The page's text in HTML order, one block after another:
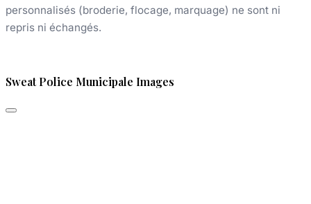
personnalisés (broderie, flocage, marquage) ne sont ni
repris ni échangés.
Sweat Police Municipale Images